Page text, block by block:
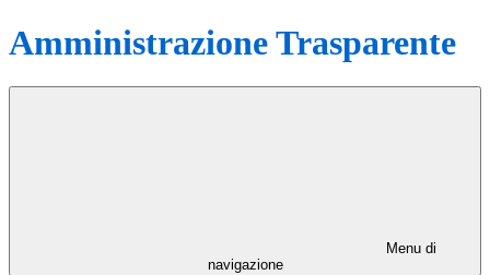
Amministrazione Trasparente
Menu di
navigazione